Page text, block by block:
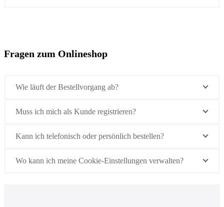
Fragen zum Onlineshop
Wie läuft der Bestellvorgang ab?
Muss ich mich als Kunde registrieren?
Kann ich telefonisch oder persönlich bestellen?
Wo kann ich meine Cookie-Einstellungen verwalten?